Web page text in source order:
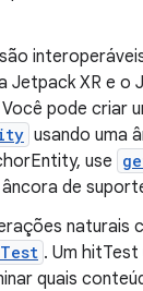
Jetpack XR e o
pode criar
usando uma
use
de
naturais
. Um hitTest
quais